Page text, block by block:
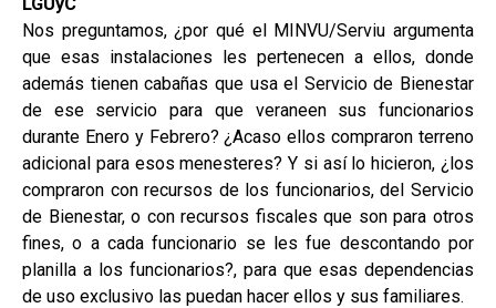
Nos preguntamos, ¿por qué el MINVU/Serviu argumenta
que esas instalaciones les pertenecen a ellos, donde
además tienen cabañas que usa el Servicio de Bienestar
de ese servicio para que veraneen sus funcionarios
durante Enero y Febrero? ¿Acaso ellos compraron terreno
adicional para esos menesteres? Y si así lo hicieron, ¿los
compraron con recursos de los funcionarios, del Servicio
de Bienestar, o con recursos fiscales que son para otros
fines, o a cada funcionario se les fue descontando por
planilla a los funcionarios?, para que esas dependencias
de uso exclusivo las puedan hacer ellos y sus familiares.